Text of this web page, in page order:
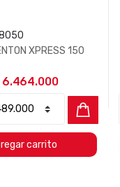
XPRESS 150
6.464.000
carrito